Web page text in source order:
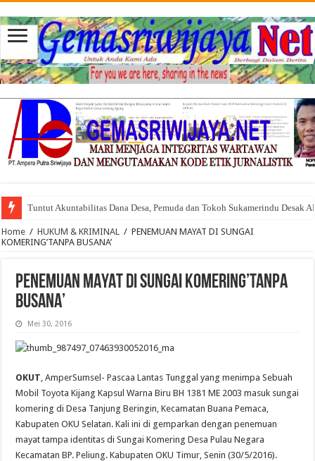
Tuntut Akuntabilitas Dana Desa, Pemuda dan Tokoh Sukamerindu Desak
Home / HUKUM & KRIMINAL / PENEMUAN MAYAT DI SUNGAI
KOMERING’TANPA BUSANA’
PENEMUAN MAYAT DI SUNGAI KOMERING’TANPA
BUSANA’
Mei 30, 2016
OKUT , AmperSumsel- Pascaa Lantas Tunggal yang menimpa Sebuah
Mobil Toyota Kijang Kapsul Warna Biru BH 1381 ME 2003 masuk sungai
komering di Desa Tanjung Beringin, Kecamatan Buana Pemaca,
Kabupaten OKU Selatan. Kali ini di gemparkan dengan penemuan
mayat tampa identitas di Sungai Komering Desa Pulau Negara
Kecamatan BP. Peliung. Kabupaten OKU Timur, Senin (30/5/2016).